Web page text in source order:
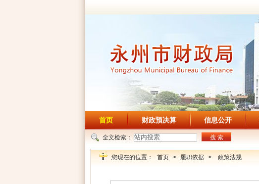
首页 财政预决算 信息公开
搜 索
全文检索：
您现在的位置： 首页 > 履职依据 > 政策法规